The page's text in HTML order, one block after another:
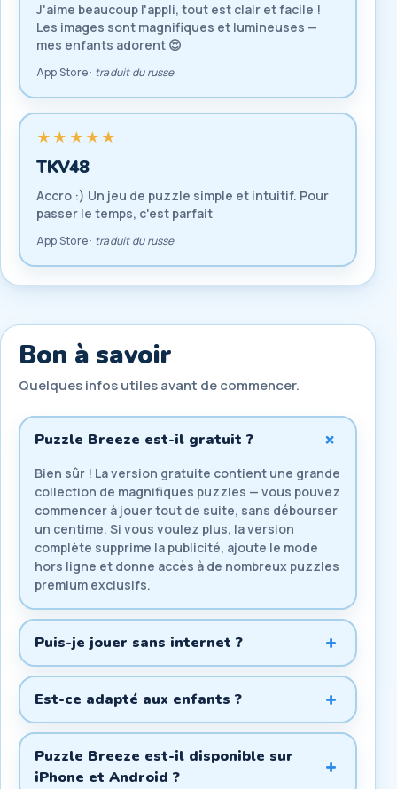
J'aime beaucoup l'appli, tout est clair et facile !
Les images sont magnifiques et lumineuses —
mes enfants adorent 😍
App Store · traduit du russe
★★★★★
TKV48
Accro :) Un jeu de puzzle simple et intuitif. Pour
passer le temps, c'est parfait
App Store · traduit du russe
Bon à savoir
Quelques infos utiles avant de commencer.
Puzzle Breeze est-il gratuit ? +
Bien sûr ! La version gratuite contient une grande
collection de magnifiques puzzles — vous pouvez
commencer à jouer tout de suite, sans débourser
un centime. Si vous voulez plus, la version
complète supprime la publicité, ajoute le mode
hors ligne et donne accès à de nombreux puzzles
premium exclusifs.
Puis-je jouer sans internet ? +
Est-ce adapté aux enfants ? +
Puzzle Breeze est-il disponible sur
iPhone et Android ?
+